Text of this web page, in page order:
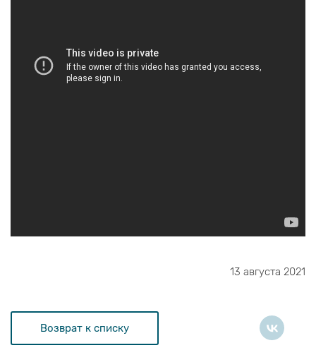
13 августа 2021
Возврат к списку